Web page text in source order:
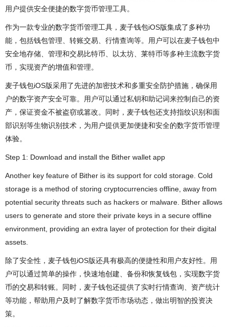
用户提供安全便捷的数字货币管理工具。
作为一款专业的数字货币管理工具，麦子钱包iOS版集成了多种功
能，包括钱包管理、转账交易、行情查询等。用户可以在麦子钱包中
安全地存储、管理和交易比特币、以太坊、莱特币等多种主流数字货
币，实现资产的增值和管理。
麦子钱包iOS版采用了先进的加密技术和多重安全防护措施，确保用
户的数字资产安全可靠。用户可以通过私钥和助记词来控制自己的资
产，保证资金不被盗窃或篡改。同时，麦子钱包还支持指纹识别和面
部识别等生物识别技术，为用户提供更加便捷和安全的数字货币管理
体验。
Step 1: Download and install the Bither wallet app
Another key feature of Bither is its support for cold storage. Cold
storage is a method of storing cryptocurrencies offline, away from
potential security threats such as hackers or malware. Bither allows
users to generate and store their private keys in a secure offline
environment, providing an extra layer of protection for their digital
assets.
除了安全性，麦子钱包iOS版还具有极高的便捷性和用户友好性。用
户可以通过简单的操作，快速地创建、备份和恢复钱包，实现数字货
币的交易和转账。同时，麦子钱包还提供了实时行情查询、资产统计
等功能，帮助用户及时了解数字货币市场动态，做出明智的投资决
策。